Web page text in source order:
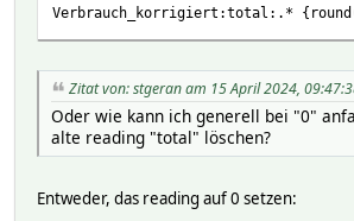
28453.63
total_cnt
508
2024-04-15 09:43:03
Verbrauch_korrigiert:total:.*
Zitat von: stgeran am 15 April 2024,
Oder wie kann ich generell bei "0"
alte reading "total" löschen?
Entweder, das reading auf 0 setzen: